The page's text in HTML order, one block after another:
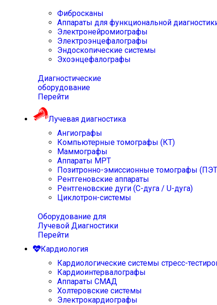
Фибросканы
Аппараты для функциональной
Электронейромиографы
Электроэнцефалографы
Эндоскопические системы
Эхоэнцефалографы
Диагностические
оборудование
Перейти
Лучевая диагностика
Ангиографы
Компьютерные томографы (КТ)
Маммографы
Аппараты МРТ
Позитронно-эмиссионные томографы
Рентгеновские аппараты
Рентгеновские дуги (С-дуга / U-дуга)
Циклотрон-системы
Оборудование для
Лучевой Диагностики
Перейти
Кардиология
Кардиологические системы стресс-
Кардиоинтервалографы
Аппараты СМАД
Холтеровские системы
Электрокардиографы